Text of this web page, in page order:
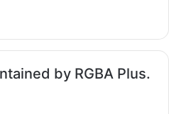
by RGBA Plus.